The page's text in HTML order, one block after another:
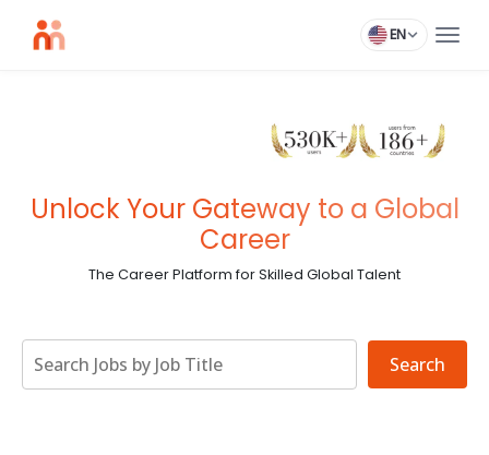
EN
Unlock Your Gateway to a Global
Career
The Career Platform for Skilled Global Talent
Search